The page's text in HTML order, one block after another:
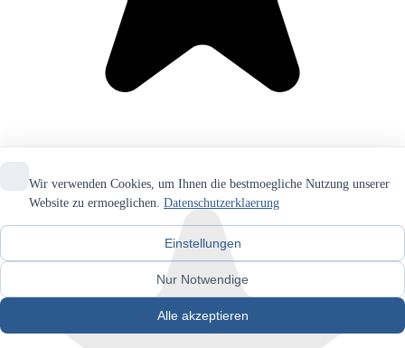
Wir verwenden Cookies, um Ihnen die bestmoegliche Nutzung unserer
Website zu ermoeglichen. Datenschutzerklaerung
Einstellungen
Nur Notwendige
Alle akzeptieren